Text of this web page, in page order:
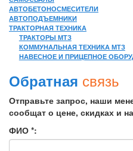
АВТОБЕТОНОСМЕСИТЕЛИ
АВТОПОДЪЕМНИКИ
ТРАКТОРНАЯ ТЕХНИКА
ТРАКТОРЫ МТЗ
КОММУНАЛЬНАЯ ТЕХНИКА МТЗ
НАВЕСНОЕ И ПРИЦЕПНОЕ
Обратная связь
Отправьте запрос, наши
сообщат о цене, скидках и
ФИО *: